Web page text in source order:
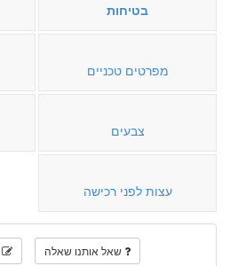
בטיחות
מפרטים טכניים
צבעים
עצות לפני רכישה
שאל אותנו שאלה